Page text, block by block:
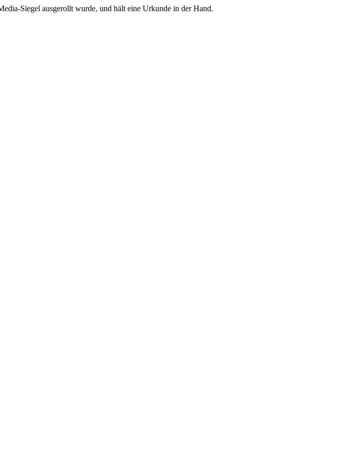
Siegel ausgerollt wurde, und hält eine Urkunde in der Hand.